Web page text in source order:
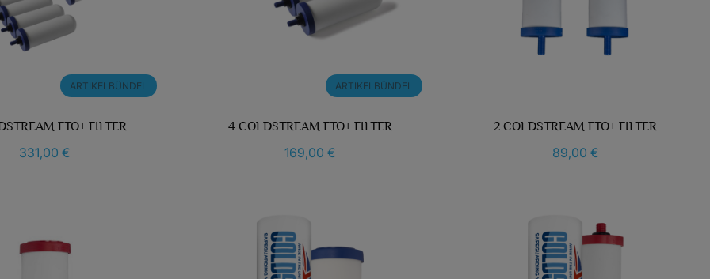
ARTIKELBÜNDEL
FTO+ FILTER
331,00 €
ARTIKELBÜNDEL
4 COLDSTREAM FTO+ FILTER
169,00 €
2 COLDSTREAM FTO+ FILTER
89,00 €